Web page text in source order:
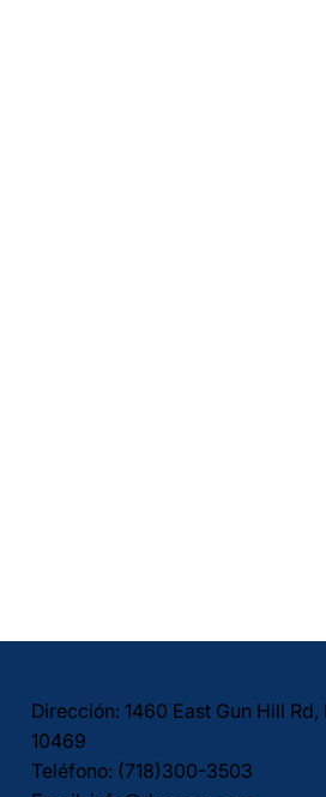
Dirección: 1460 East Gun Hill Rd,
10469
Teléfono: (718)300-3503